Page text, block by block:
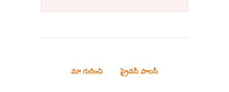
మా గురించి ప్రైవసీ పాలసీ